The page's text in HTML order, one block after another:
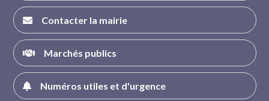
Contacter la mairie
Marchés publics
Numéros utiles et d'urgence